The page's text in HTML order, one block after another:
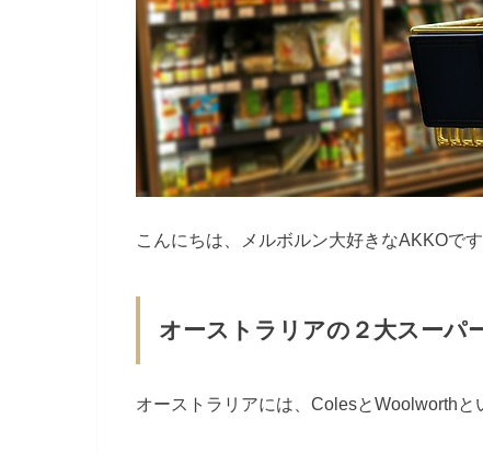
こんにちは、メルボルン大好きなAKKOです
オーストラリアの２大スーパ
オーストラリアには、ColesとWoolworthと